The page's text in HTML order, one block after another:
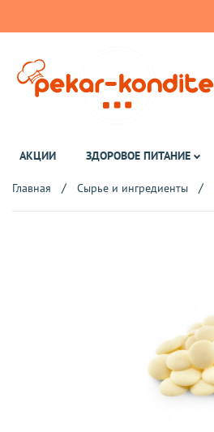
АКЦИИ ЗДОРОВОЕ ПИТАНИЕ
Главная Сырье и ингредиенты